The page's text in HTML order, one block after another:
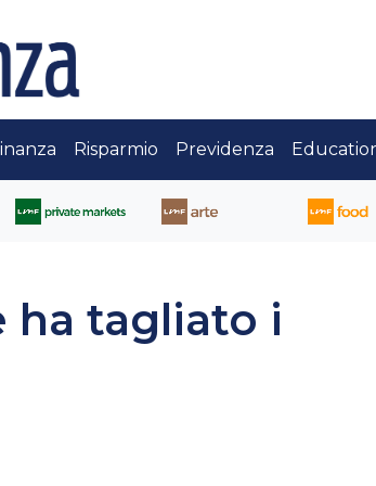
Risparmio Previdenza
ha tagliato i